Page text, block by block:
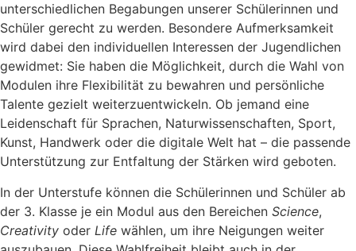
unterschiedlichen Begabungen unserer Schülerinnen und
Schüler gerecht zu werden. Besondere Aufmerksamkeit
wird dabei den individuellen Interessen der Jugendlichen
gewidmet: Sie haben die Möglichkeit, durch die Wahl von
Modulen ihre Flexibilität zu bewahren und persönliche
Talente gezielt weiterzuentwickeln. Ob jemand eine
Leidenschaft für Sprachen, Naturwissenschaften, Sport,
Kunst, Handwerk oder die digitale Welt hat – die passende
Unterstützung zur Entfaltung der Stärken wird geboten.
In der Unterstufe können die Schülerinnen und Schüler ab
der 3. Klasse je ein Modul aus den Bereichen Science,
Creativity oder Life wählen, um ihre Neigungen weiter